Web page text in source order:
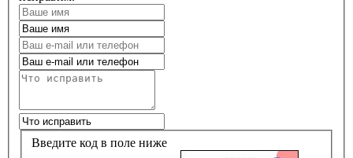
Введите код в поле ниже